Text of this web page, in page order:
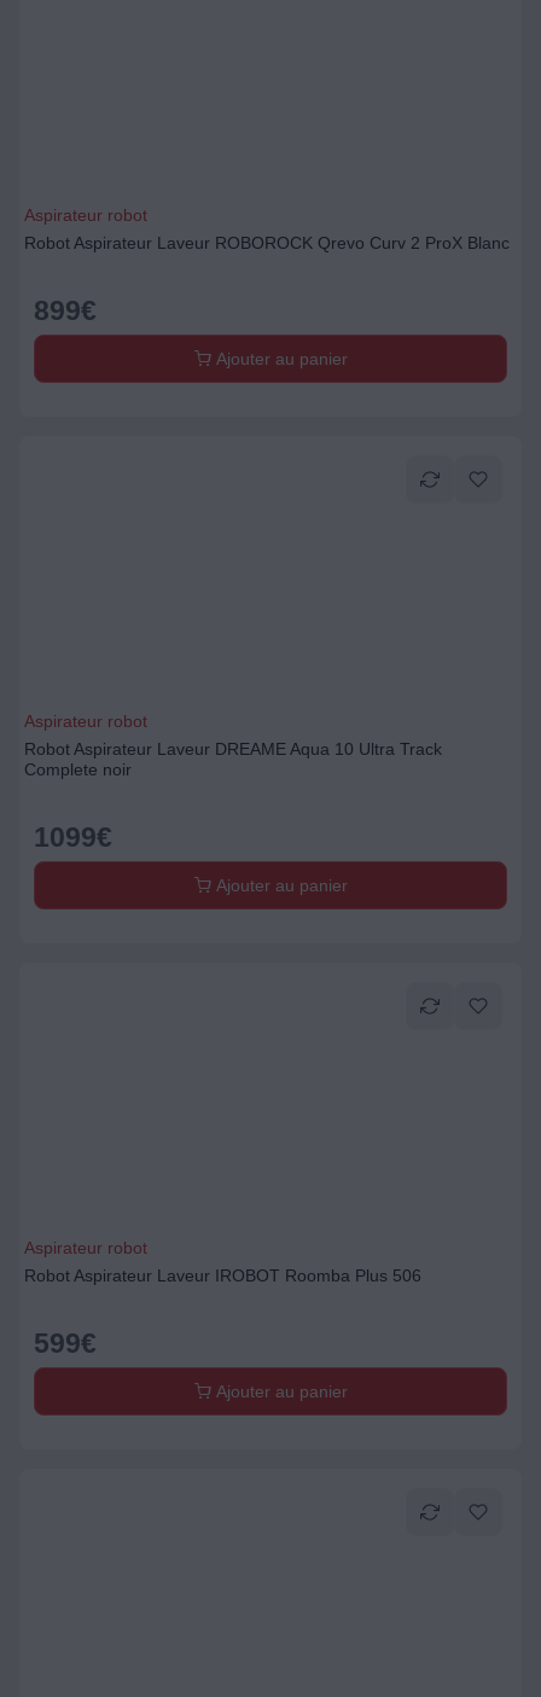
Aspirateur robot
Robot Aspirateur Laveur ROBOROCK Qrevo Curv 2 ProX Blanc
899€
Ajouter au panier
Aspirateur robot
Robot Aspirateur Laveur DREAME Aqua 10 Ultra Track
Complete noir
1099€
Ajouter au panier
Aspirateur robot
Robot Aspirateur Laveur IROBOT Roomba Plus 506
599€
Ajouter au panier